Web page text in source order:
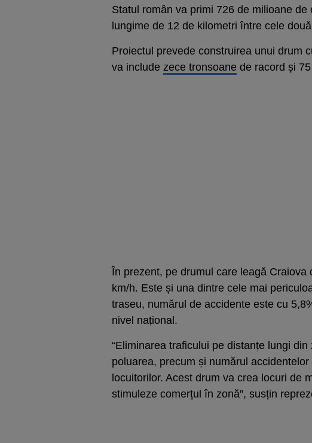
Statul român va primi 726 de milioane
lungime de 12 de kilometri între cele
Proiectul prevede construirea unui drum
va include zece tronsoane de racord și
În prezent, pe drumul care leagă
km/h. Este și una dintre cele mai
traseu, numărul de accidente este cu
nivel național.
“Eliminarea traficului pe distanțe lungi
poluarea, precum și numărul
locuitorilor. Acest drum va crea locuri de
stimuleze comerțul în zonă”, susțin